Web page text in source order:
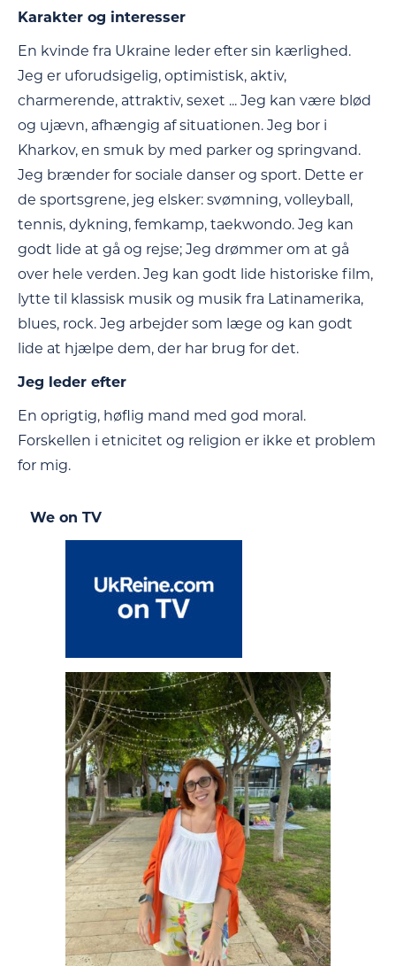
Karakter og interesser
En kvinde fra Ukraine leder efter sin kærlighed.
Jeg er uforudsigelig, optimistisk, aktiv,
charmerende, attraktiv, sexet ... Jeg kan være blød
og ujævn, afhængig af situationen. Jeg bor i
Kharkov, en smuk by med parker og springvand.
Jeg brænder for sociale danser og sport. Dette er
de sportsgrene, jeg elsker: svømning, volleyball,
tennis, dykning, femkamp, taekwondo. Jeg kan
godt lide at gå og rejse; Jeg drømmer om at gå
over hele verden. Jeg kan godt lide historiske film,
lytte til klassisk musik og musik fra Latinamerika,
blues, rock. Jeg arbejder som læge og kan godt
lide at hjælpe dem, der har brug for det.
Jeg leder efter
En oprigtig, høflig mand med god moral.
Forskellen i etnicitet og religion er ikke et problem
for mig.
We on TV